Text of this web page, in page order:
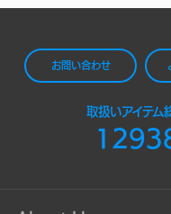
お問い合わせ
取扱いアイテム